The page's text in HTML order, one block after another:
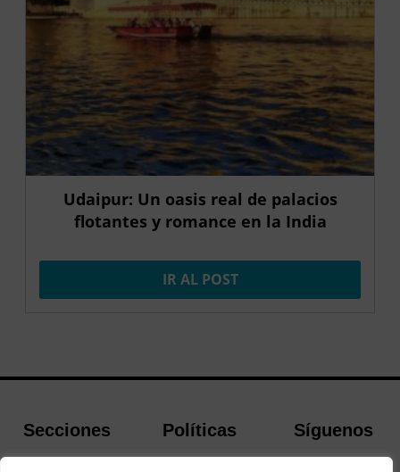
Udaipur: Un oasis real de palacios
flotantes y romance en la India
IR AL POST
Secciones Políticas Síguenos